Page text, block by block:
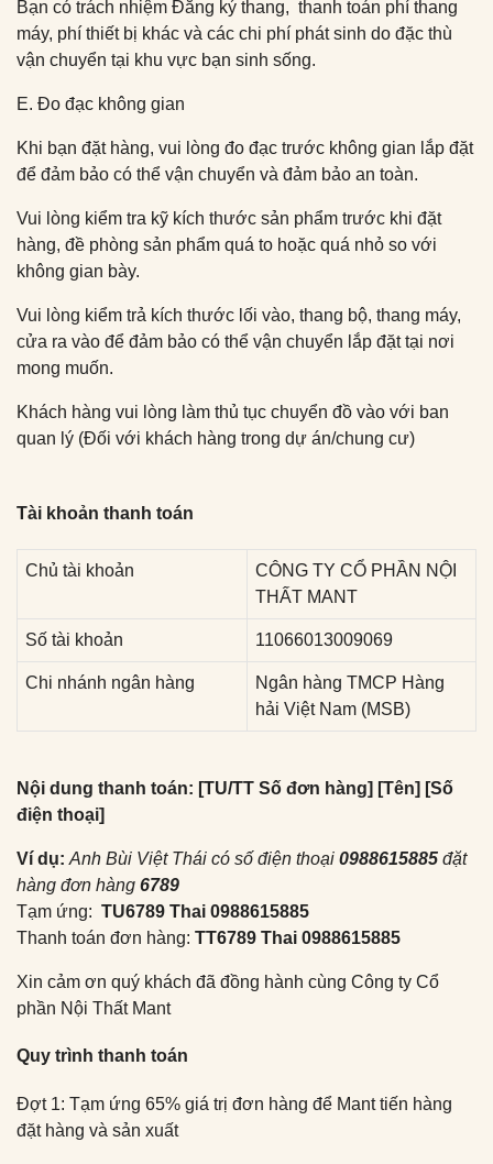
Bạn có trách nhiệm Đăng ký thang, thanh toán phí thang
máy, phí thiết bị khác và các chi phí phát sinh do đặc thù
vận chuyển tại khu vực bạn sinh sống.
E. Đo đạc không gian
Khi bạn đặt hàng, vui lòng đo đạc trước không gian lắp đặt
để đảm bảo có thể vận chuyển và đảm bảo an toàn.
Vui lòng kiểm tra kỹ kích thước sản phẩm trước khi đặt
hàng, đề phòng sản phẩm quá to hoặc quá nhỏ so với
không gian bày.
Vui lòng kiểm trả kích thước lối vào, thang bộ, thang máy,
cửa ra vào để đảm bảo có thể vận chuyển lắp đặt tại nơi
mong muốn.
Khách hàng vui lòng làm thủ tục chuyển đồ vào với ban
quan lý (Đối với khách hàng trong dự án/chung cư)
Tài khoản thanh toán
Chủ tài khoản
CÔNG TY CỔ PHẦN NỘI
THẤT MANT
Số tài khoản 11066013009069
Chi nhánh ngân hàng
Ngân hàng TMCP Hàng
hải Việt Nam (MSB)
Nội dung thanh toán: [TU/TT Số đơn hàng] [Tên] [Số
điện thoại]
Ví dụ: Anh Bùi Việt Thái có số điện thoại 0988615885 đặt
hàng đơn hàng 6789
Tạm ứng: TU6789 Thai 0988615885
Thanh toán đơn hàng: TT6789 Thai 0988615885
Xin cảm ơn quý khách đã đồng hành cùng Công ty Cổ
phần Nội Thất Mant
Quy trình thanh toán
Đợt 1: Tạm ứng 65% giá trị đơn hàng để Mant tiến hàng
đặt hàng và sản xuất